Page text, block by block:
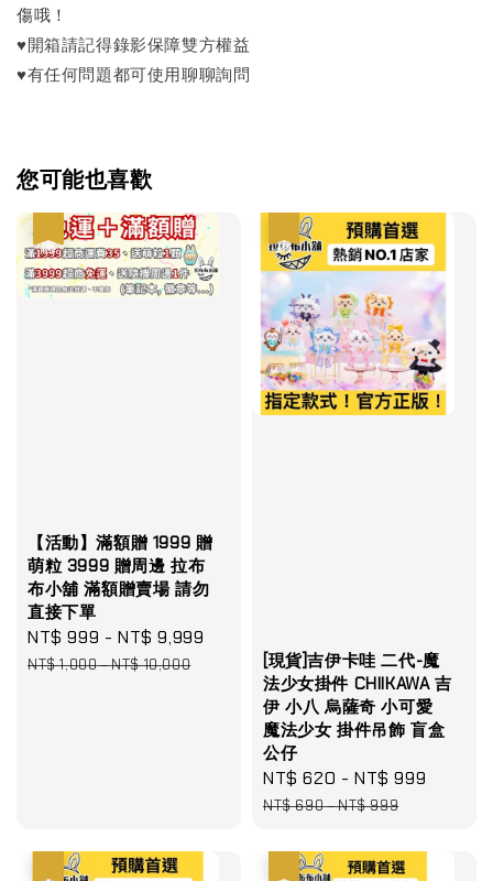
傷哦！
♥開箱請記得錄影保障雙方權益
♥有任何問題都可使用聊聊詢問
您可能也喜歡
【活動】滿額贈 1999 贈
萌粒 3999 贈周邊 拉布
布小舖 滿額贈賣場 請勿
直接下單
Sale
price
NT$ 999 -NT$ 9,999
NT$ 1,000-NT$ 10,000
[現貨]吉伊卡哇 二代-魔
法少女掛件 CHIIKAWA 吉
伊 小八 烏薩奇 小可愛
魔法少女 掛件吊飾 盲盒
公仔
Sale
price
NT$ 620 -NT$ 999
NT$ 690-NT$ 999